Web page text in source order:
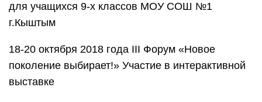
для учащихся 9-х классов МОУ СОШ №1
г.Кыштым
18-20 октября 2018 года III Форум «Новое
поколение выбирает!» Участие в интерактивной
выставке